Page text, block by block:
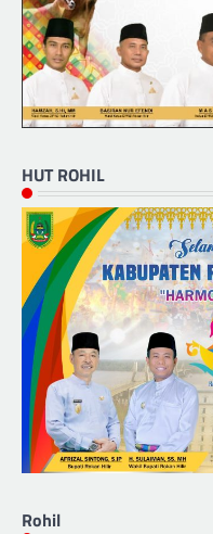
HUT ROHIL
Rohil